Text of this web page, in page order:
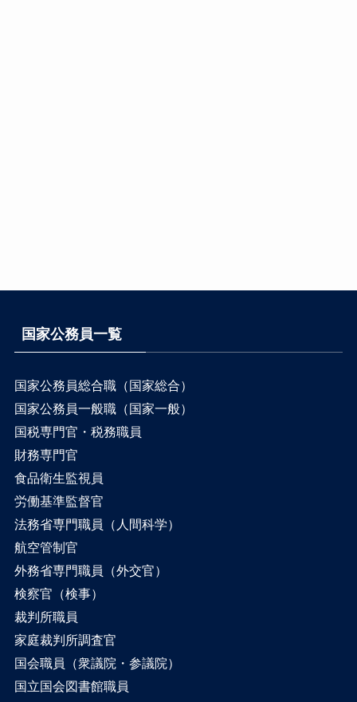
国家公務員一覧
国家公務員総合職（国家総合）
国家公務員一般職（国家一般）
国税専門官・税務職員
財務専門官
食品衛生監視員
労働基準監督官
法務省専門職員（人間科学）
航空管制官
外務省専門職員（外交官）
検察官（検事）
裁判所職員
家庭裁判所調査官
国会職員（衆議院・参議院）
国立国会図書館職員